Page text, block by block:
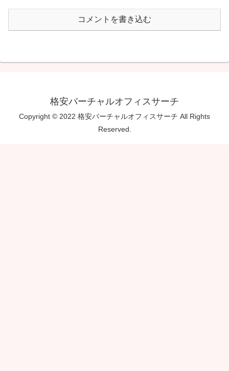
コメントを書き込む
格安バーチャルオフィスサーチ
Copyright © 2022 格安バーチャルオフィスサーチ All Rights
Reserved.